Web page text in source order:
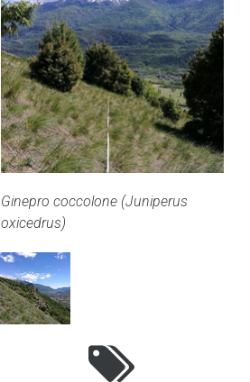
Ginepro coccolone (Juniperus
oxicedrus)